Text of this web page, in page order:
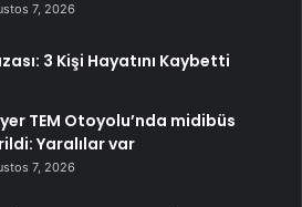
7, 2026
3 Kişi Hayatını Kaybetti
TEM Otoyolu’nda midibüs
Yaralılar var
7, 2026